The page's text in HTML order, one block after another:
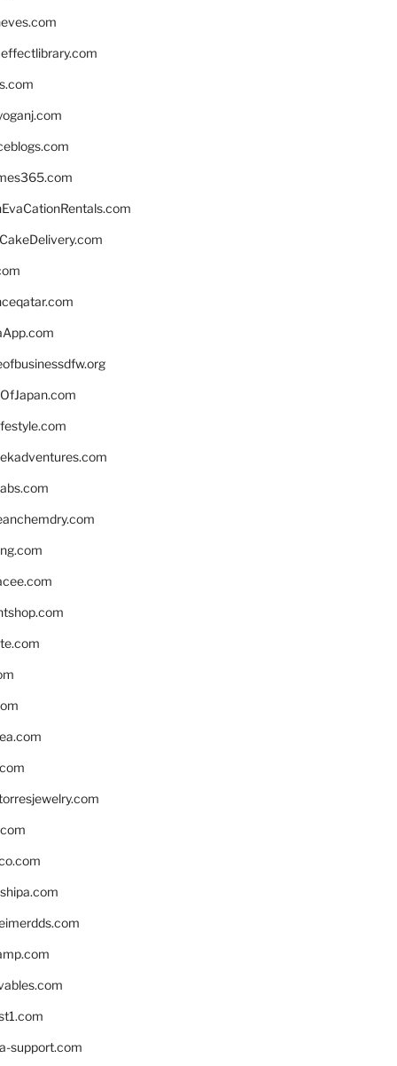
support.com